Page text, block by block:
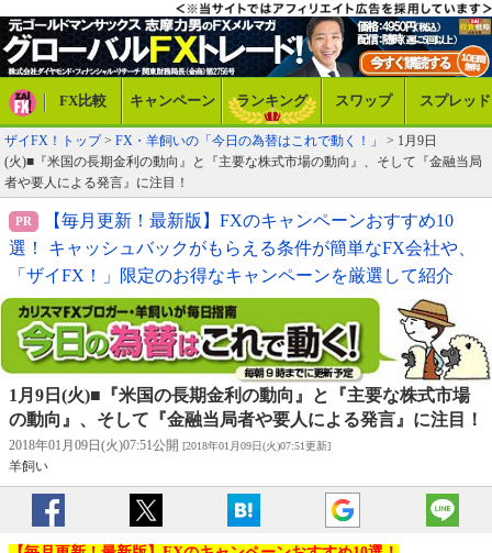
FX比較 キャンペーン ランキング スワップ スプレッド
ザイFX！トップ> FX・羊飼いの「今日の為替はこれで動く！」
> 1月9日
(火)■『米国の長期金利の動向』と『主要な株式市場の動向』、そして『金融当局
者や要人による発言』に注目！
【毎月更新！最新版】FXのキャンペーンおすすめ10
選！ キャッシュバックがもらえる条件が簡単なFX会社や、
「ザイFX！」限定のお得なキャンペーンを厳選して紹介
1月9日(火)■『米国の長期金利の動向』と『主要な株式市場
の動向』、そして『金融当局者や要人による発言』に注目！
2018年01月09日(火)07:51公開 [2018年01月09日(火)07:51更新]
羊飼い